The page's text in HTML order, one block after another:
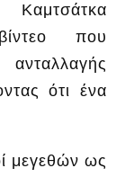
που
ότι ένα
μεγεθών ως